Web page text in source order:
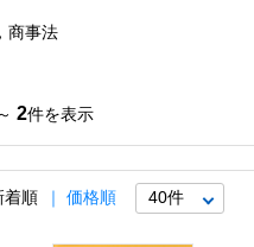
商事法
2件を表示
着順 価格順